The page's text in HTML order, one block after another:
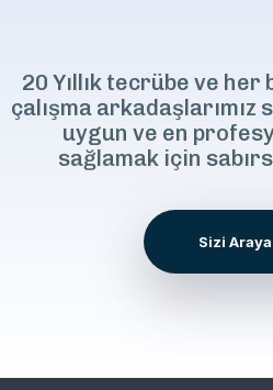
20 Yıllık tecrübe ve her
çalışma arkadaşlarımız
uygun ve en
sağlamak için
Sizi